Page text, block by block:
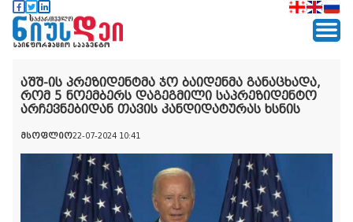
აშშ-ის პრეზიდენტმა ჯო ბაიდენმა განაცხადა,
რომ 5 ნოემბერს დაგეგმილი საპრეზიდენტო
არჩევნებიდან თავის კანდიდატურას ხსნის
მსოფლიო22-07-2024 10:41